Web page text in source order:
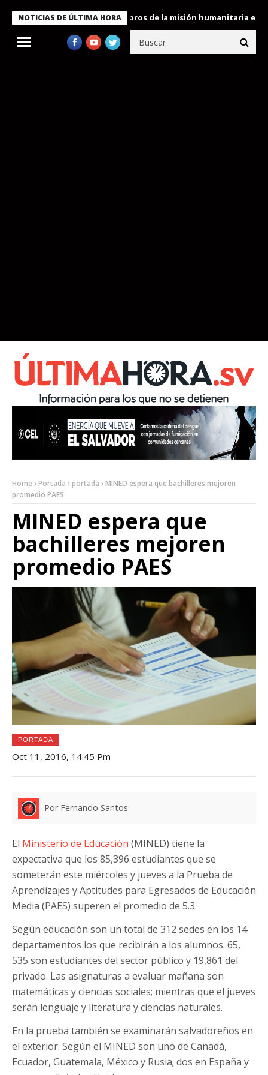
NOTICIAS DE ÚLTIMA HORA
Bukele condecora a miembros de la misión humanitaria enviada
Home Portada portada
MINED espera que bachilleres mejoren
promedio PAES
MINED espera que
bachilleres mejoren
promedio PAES
PORTADA
Oct 11, 2016, 14:45 Pm
Por Fernando Santos
El Ministerio de Educación (MINED) tiene la
expectativa que los 85,396 estudiantes que se
someterán este miércoles y jueves a la Prueba de
Aprendizajes y Aptitudes para Egresados de Educación
Media (PAES) superen el promedio de 5.3.
Según educación son un total de 312 sedes en los 14
departamentos los que recibirán a los alumnos. 65,
535 son estudiantes del sector público y 19,861 del
privado. Las asignaturas a evaluar mañana son
matemáticas y ciencias sociales; mientras que el jueves
serán lenguaje y literatura y ciencias naturales.
En la prueba también se examinarán salvadoreños en
el exterior. Según el MINED son uno de Canadá,
Ecuador, Guatemala, México y Rusia; dos en España y